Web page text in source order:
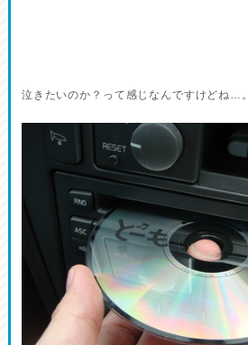
泣きたいのか？って感じなんですけどね…。